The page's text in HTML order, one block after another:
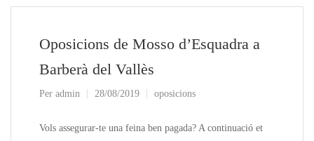
Oposicions de Mosso d’Esquadra a
Barberà del Vallès
Per admin 28/08/2019 oposicions
Vols assegurar-te una feina ben pagada? A continuació et